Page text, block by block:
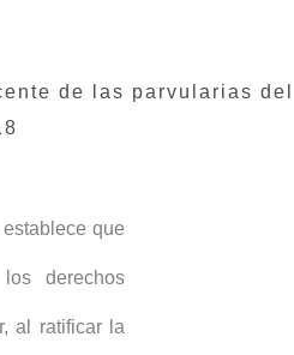
de las parvularias del
que
derechos
al ratificar la